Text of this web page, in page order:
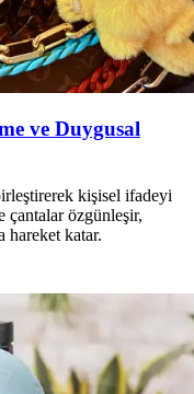
ve Duygusal
kişisel ifadeyi
çantalar özgünleşir,
hareket katar.